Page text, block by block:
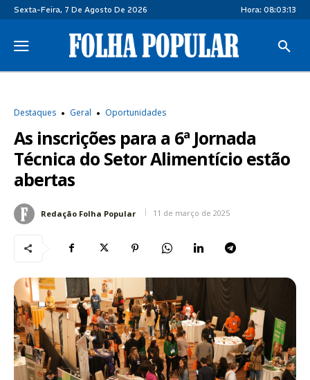
Sexta-Feira, 7 De Agosto De 2026 Hora: 08:03:13
Destaques Geral Oportunidades
As inscrições para a 6ª Jornada
Técnica do Setor Alimentício estão
abertas
Redação Folha Popular 11 de março de 2025